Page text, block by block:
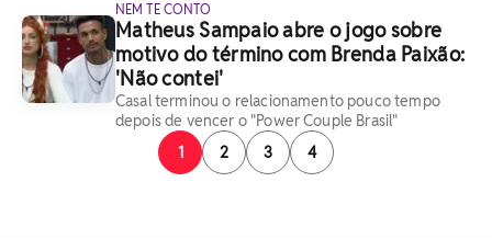
NEM TE CONTO
Matheus Sampaio abre o jogo sobre
motivo do término com Brenda Paixão:
'Não contei'
Casal terminou o relacionamento pouco tempo
depois de vencer o "Power Couple Brasil"
1
2 3 4